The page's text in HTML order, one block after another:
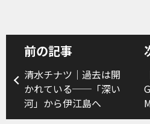
前の記事
清水チナツ｜過去は開
かれている──「深い
河」から伊江島へ